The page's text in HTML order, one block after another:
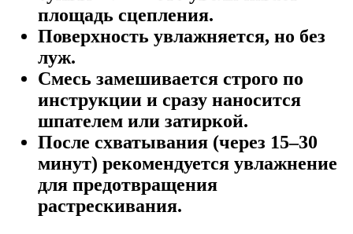
площадь сцепления.
Поверхность увлажняется, но без
луж.
Смесь замешивается строго по
инструкции и сразу наносится
шпателем или затиркой.
После схватывания (через 15–30
минут) рекомендуется увлажнение
для предотвращения
растрескивания.